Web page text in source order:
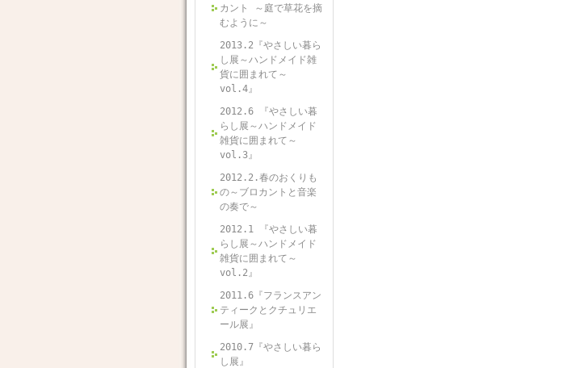
カント ～庭で草花を摘
むように～
2013.2『やさしい暮ら
し展～ハンドメイド雑
貨に囲まれて～
vol.4』
2012.6 『やさしい暮
らし展～ハンドメイド
雑貨に囲まれて～
vol.3』
2012.2.春のおくりも
の～ブロカントと音楽
の奏で～
2012.1 『やさしい暮
らし展～ハンドメイド
雑貨に囲まれて～
vol.2』
2011.6『フランスアン
ティークとクチュリエ
ール展』
2010.7『やさしい暮ら
し展』